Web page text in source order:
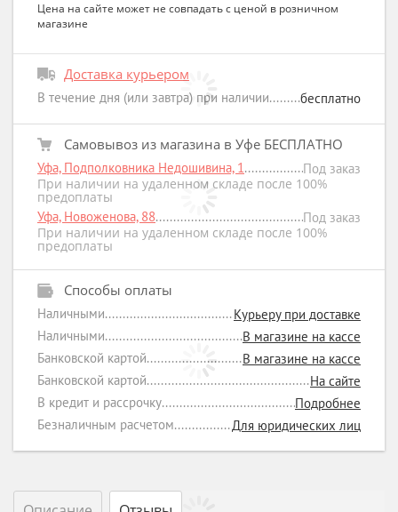
Цена на сайте может не совпадать с ценой в розничном
магазине
Доставка курьером
В течение дня (или завтра) при наличии бесплатно
Самовывоз из магазина в Уфе БЕСПЛАТНО
Уфа, Подполковника Недошивина, 1
Под заказ
При наличии на удаленном складе после 100%
предоплаты
Уфа, Новоженова, 88
Под заказ
При наличии на удаленном складе после 100%
предоплаты
Способы оплаты
Наличными
Курьеру при доставке
Наличными
В магазине на кассе
Банковской картой
В магазине на кассе
Банковской картой
На сайте
В кредит и рассрочку
Подробнее
Безналичным расчетом
Для юридических лиц